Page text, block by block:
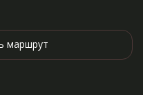
маршрут